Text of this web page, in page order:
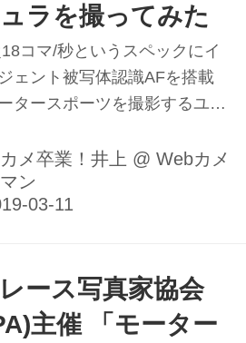
ラを撮ってみた
コマ/秒というスペックにイ
ェント被写体認識AFを搭載
タースポーツを撮影するユー
」。その実力はいかに？シ
幕前のスーパーフォーミュ
サーキットでのテスト走行を
メ卒業！井上 @ Webカメ
ン
ース写真家協会
主催 「モーター